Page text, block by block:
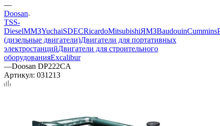
—
Doosan
TSS-
DieselММЗYuchaiSDECRicardoMitsubishiЯМЗBaudouinCummins
(дизельные двигатели)Двигатели для портативных
электростанцийДвигатели для строительного
оборудованияExcalibur
—Doosan DP222CA
Артикул: 031213